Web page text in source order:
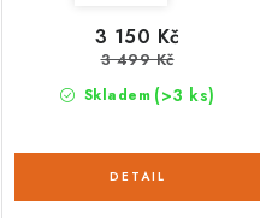
Skladem (>3 ks)
3 150 Kč
3 499 Kč